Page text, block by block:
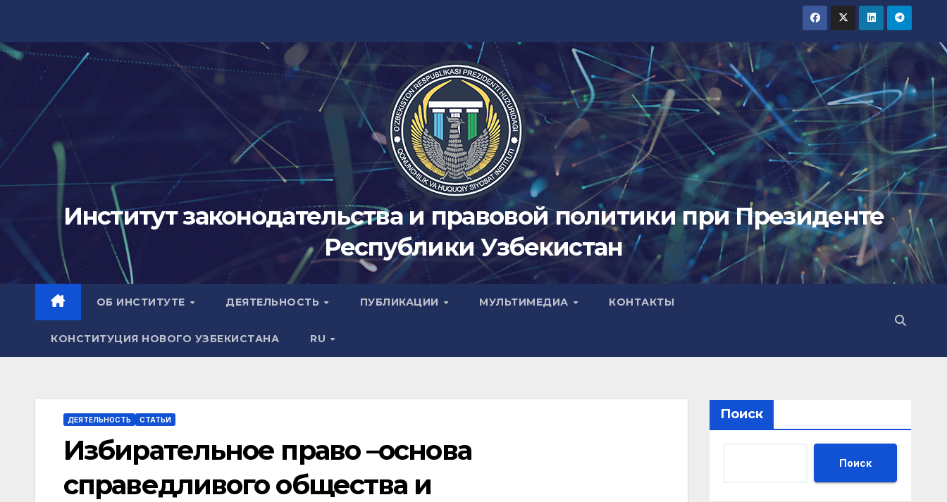
содержимому
Институт законодательства и правовой политики при Президенте
Республики Узбекистан
ОБ ИНСТИТУТЕ ДЕЯТЕЛЬНОСТЬ ПУБЛИКАЦИИ МУЛЬТИМЕДИА КОНТАКТЫ
КОНСТИТУЦИЯ НОВОГО УЗБЕКИСТАНА RU
ДЕЯТЕЛЬНОСТЬ СТАТЬИ
Избирательное право –основа
справедливого общества и
Поиск
Поиск